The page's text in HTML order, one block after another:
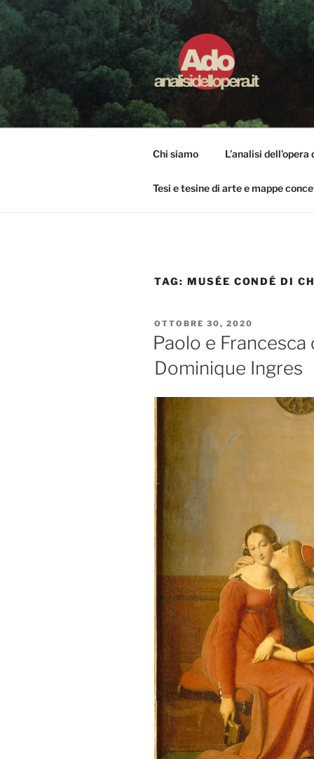
Salta
al
contenuto
ADO
Osservare le opere d'arte per
Chi siamo L’analisi dell’opera
Tesi e tesine di arte e mappe
TAG: MUSÉE CONDÉ DI
PUBBLICATO
IL
OTTOBRE 30, 2020
Paolo e
Dominique Ingres